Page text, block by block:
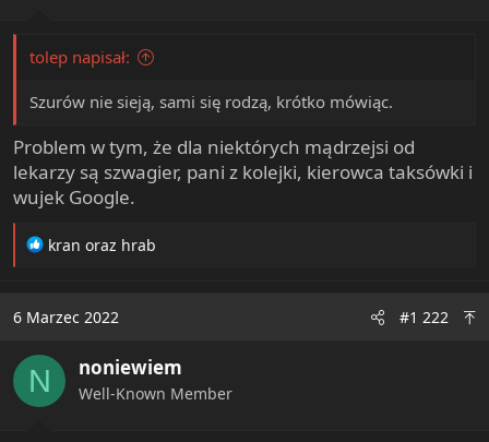
e
tolep napisał:
Szurów nie sieją, sami się rodzą, krótko mówiąc.
Problem w tym, że dla niektórych mądrzejsi od
lekarzy są szwagier, pani z kolejki, kierowca taksówki i
wujek Google.
R
t
o
n
s
kran oraz hrab
6 Marzec 2022 #1 222
N noniewiem
Well-Known Member